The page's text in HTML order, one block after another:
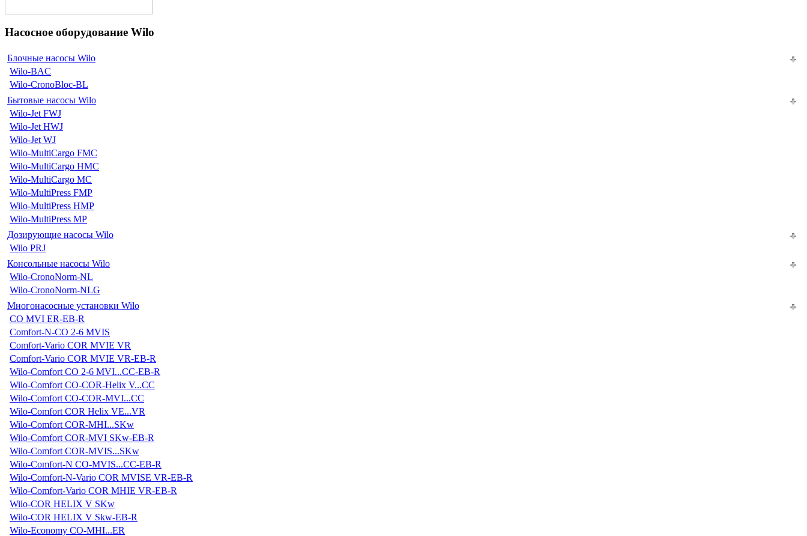
Насосное оборудование Wilo
Блочные насосы Wilo
Wilo-BAC
Wilo-CronoBloc-BL
Бытовые насосы Wilo
Wilo-Jet FWJ
Wilo-Jet HWJ
Wilo-Jet WJ
Wilo-MultiCargo FMC
Wilo-MultiCargo HMC
Wilo-MultiCargo MC
Wilo-MultiPress FMP
Wilo-MultiPress HMP
Wilo-MultiPress MP
Дозирующие насосы Wilo
Wilo PRJ
Консольные насосы Wilo
Wilo-CronoNorm-NL
Wilo-CronoNorm-NLG
Многонасосные установки Wilo
CO MVI ER-EB-R
Comfort-N-CO 2-6 MVIS
Comfort-Vario COR MVIE VR
Comfort-Vario COR MVIE VR-EB-R
Wilo-Comfort CO 2-6 MVI...CC-EB-R
Wilo-Comfort CO-COR-Helix V...CC
Wilo-Comfort CO-COR-MVI...CC
Wilo-Comfort COR Helix VE...VR
Wilo-Comfort COR-MHI...SKw
Wilo-Comfort COR-MVI SKw-EB-R
Wilo-Comfort COR-MVIS...SKw
Wilo-Comfort-N CO-MVIS...CC-EB-R
Wilo-Comfort-N-Vario COR MVISE VR-EB-R
Wilo-Comfort-Vario COR MHIE VR-EB-R
Wilo-COR HELIX V SKw
Wilo-COR HELIX V Skw-EB-R
Wilo-Economy CO-MHI...ER